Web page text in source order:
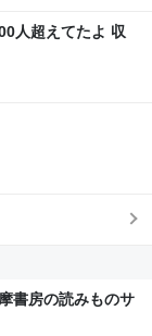
人超えてたよ 収
書房の読みものサ